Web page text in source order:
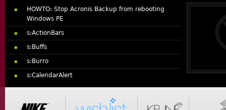
HOWTO: Stop Acronis Backup from rebooting
Windows PE
s:ActionBars
s:Buffs
s:Burro
s:CalendarAlert